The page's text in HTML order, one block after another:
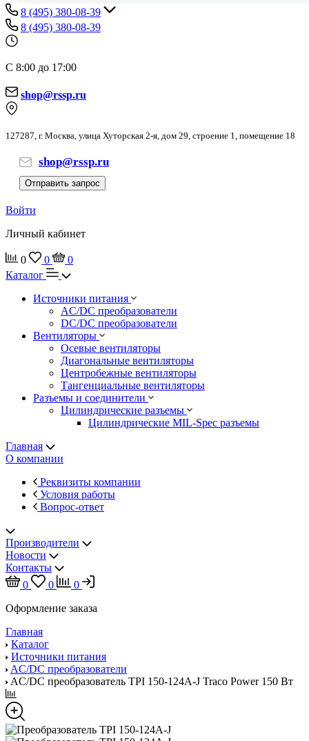
8 (495) 380-08-39
8 (495) 380-08-39
С 8:00 до 17:00
shop@rssp.ru
127287, г. Москва, улица Хуторская 2-я, дом 29, строение 1, помещение 18
shop@rssp.ru
Отправить запрос
Войти
Личный кабинет
0 0
0
Каталог
Источники питания
AC/DC преобразователи
DC/DC преобразователи
Вентиляторы
Осевые вентиляторы
Диагональные вентиляторы
Центробежные вентиляторы
Тангенциальные вентиляторы
Разъемы и соединители
Цилиндрические разъемы
Цилиндрические MIL-Spec разъемы
Главная
О компании
Реквизиты компании
Условия работы
Вопрос-ответ
Производители
Новости
Контакты
0
0
0
Оформление заказа
Главная
Каталог
Источники питания
AC/DC преобразователи
AC/DC преобразователь TPI 150-124A-J Traco Power 150 Вт